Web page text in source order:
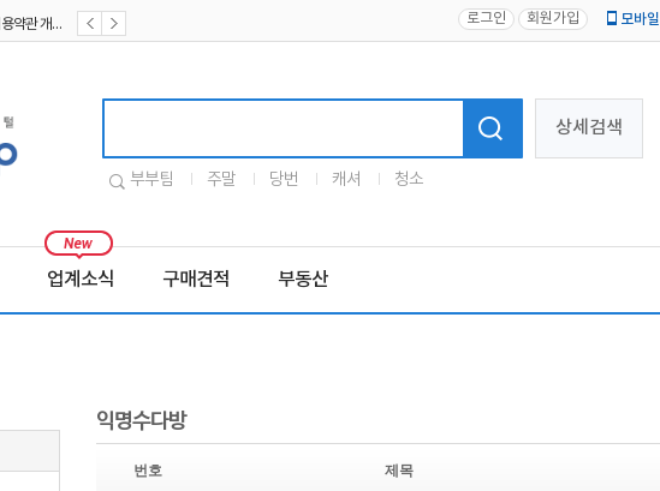
로그인 회원가입 모바일
상세검색
부부팀 주말 당번 캐셔 청소
업계소식 구매견적 부동산
익명수다방
번호 제목